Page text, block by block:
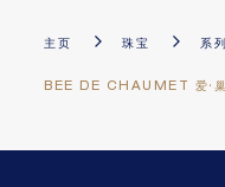
主页 珠宝 系列
BEE DE CHAUMET 爱·巢